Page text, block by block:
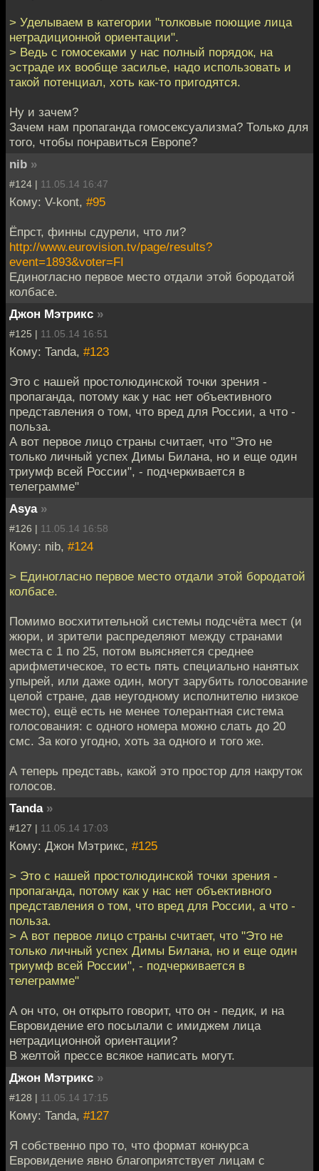
> Уделываем в категории "толковые поющие лица
нетрадиционной ориентации".
> Ведь с гомосеками у нас полный порядок, на
эстраде их вообще засилье, надо использовать и
такой потенциал, хоть как-то пригодятся.
Ну и зачем?
Зачем нам пропаганда гомосексуализма? Только для
того, чтобы понравиться Европе?
nib »
#124 | 11.05.14 16:47
Кому: V-kont, #95
Ёпрст, финны сдурели, что ли?
http://www.eurovision.tv/page/results?
event=1893&voter=FI
Единогласно первое место отдали этой бородатой
колбасе.
Джон Мэтрикс »
#125 | 11.05.14 16:51
Кому: Tanda, #123
Это с нашей простолюдинской точки зрения -
пропаганда, потому как у нас нет объективного
представления о том, что вред для России, а что -
польза.
А вот первое лицо страны считает, что "Это не
только личный успех Димы Билана, но и еще один
триумф всей России", - подчеркивается в
телеграмме"
Asya »
#126 | 11.05.14 16:58
Кому: nib, #124
> Единогласно первое место отдали этой бородатой
колбасе.
Помимо восхитительной системы подсчёта мест (и
жюри, и зрители распределяют между странами
места с 1 по 25, потом выясняется среднее
арифметическое, то есть пять специально нанятых
упырей, или даже один, могут зарубить голосование
целой стране, дав неугодному исполнителю низкое
место), ещё есть не менее толерантная система
голосования: с одного номера можно слать до 20
смс. За кого угодно, хоть за одного и того же.
А теперь представь, какой это простор для накруток
голосов.
Tanda »
#127 | 11.05.14 17:03
Кому: Джон Мэтрикс, #125
> Это с нашей простолюдинской точки зрения -
пропаганда, потому как у нас нет объективного
представления о том, что вред для России, а что -
польза.
> А вот первое лицо страны считает, что "Это не
только личный успех Димы Билана, но и еще один
триумф всей России", - подчеркивается в
телеграмме"
А он что, он открыто говорит, что он - педик, и на
Евровидение его посылали с имиджем лица
нетрадиционной ориентации?
В желтой прессе всякое написать могут.
Джон Мэтрикс »
#128 | 11.05.14 17:15
Кому: Tanda, #127
Я собственно про то, что формат конкурса
Евровидение явно благоприятствует лицам с